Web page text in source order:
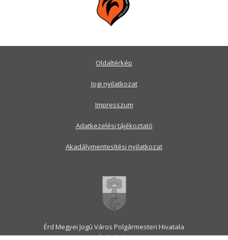
Érd Megyei Jogú Város Polgármesteri Hivatala
2030 Érd, Alsó utca 1.
Oldaltérkép
Jogi nyilatkozat
Impresszum
Adatkezelési tájékoztató
Akadálymentesítési nyilatkozat